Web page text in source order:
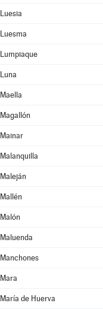
Luesia
Luesma
Lumpiaque
Luna
Maella
Magallón
Mainar
Malanquilla
Maleján
Mallén
Malón
Maluenda
Manchones
Mara
María de Huerva